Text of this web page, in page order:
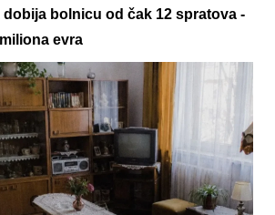
bolnicu od čak 12 spratova -
evra